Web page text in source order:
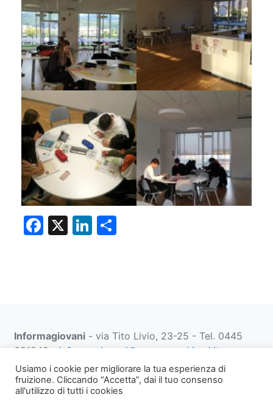
F
o
k
X
Li
Informagiovani - via Tito Livio, 23-25 - Tel. 0445
691249 - informagiovani@comune.schio.vi.it
prenotazionifaberbox@comune.schio.vi.it0445 691
452 dal lunedì al venerdì dalle 13:00 alle 18:00
Usiamo i cookie per migliorare la tua esperienza di
fruizione. Cliccando “Accetta”, dai il tuo consenso
all'utilizzo di tutti i cookies